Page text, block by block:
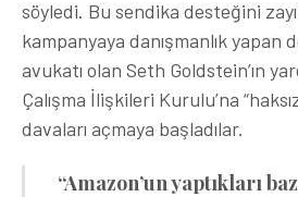
söyledi. Bu sendika desteğini
kampanyaya danışmanlık yapan
avukatı olan Seth Goldstein’ın
Çalışma İlişkileri Kurulu’na
davaları açmaya başladılar.
“Amazon’un yaptıkları